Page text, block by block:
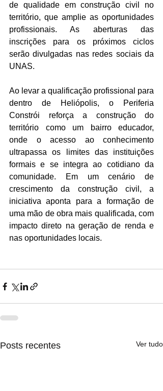
de qualidade em construção civil no
território, que amplie as oportunidades
profissionais. As aberturas das
inscrições para os próximos ciclos
serão divulgadas nas redes sociais da
UNAS.
Ao levar a qualificação profissional para
dentro de Heliópolis, o Periferia
Constrói reforça a construção do
território como um bairro educador,
onde o acesso ao conhecimento
ultrapassa os limites das instituições
formais e se integra ao cotidiano da
comunidade. Em um cenário de
crescimento da construção civil, a
iniciativa aponta para a formação de
uma mão de obra mais qualificada, com
impacto direto na geração de renda e
nas oportunidades locais.
Posts recentes Ver tudo